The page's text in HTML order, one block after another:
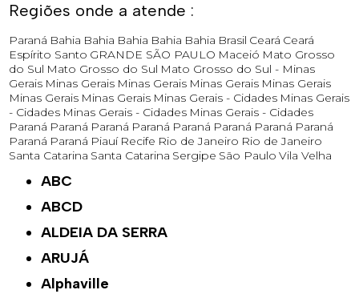
Regiões onde a atende :
Paraná Bahia Bahia Bahia Bahia Bahia Brasil Ceará Ceará
Espírito Santo GRANDE SÃO PAULO Maceió Mato Grosso
do Sul Mato Grosso do Sul Mato Grosso do Sul - Minas
Gerais Minas Gerais Minas Gerais Minas Gerais Minas Gerais
Minas Gerais Minas Gerais Minas Gerais - Cidades Minas Gerais
- Cidades Minas Gerais - Cidades Minas Gerais - Cidades
Paraná Paraná Paraná Paraná Paraná Paraná Paraná Paraná
Paraná Paraná Piauí Recife Rio de Janeiro Rio de Janeiro
Santa Catarina Santa Catarina Sergipe São Paulo Vila Velha
ABC
ABCD
ALDEIA DA SERRA
ARUJÁ
Alphaville